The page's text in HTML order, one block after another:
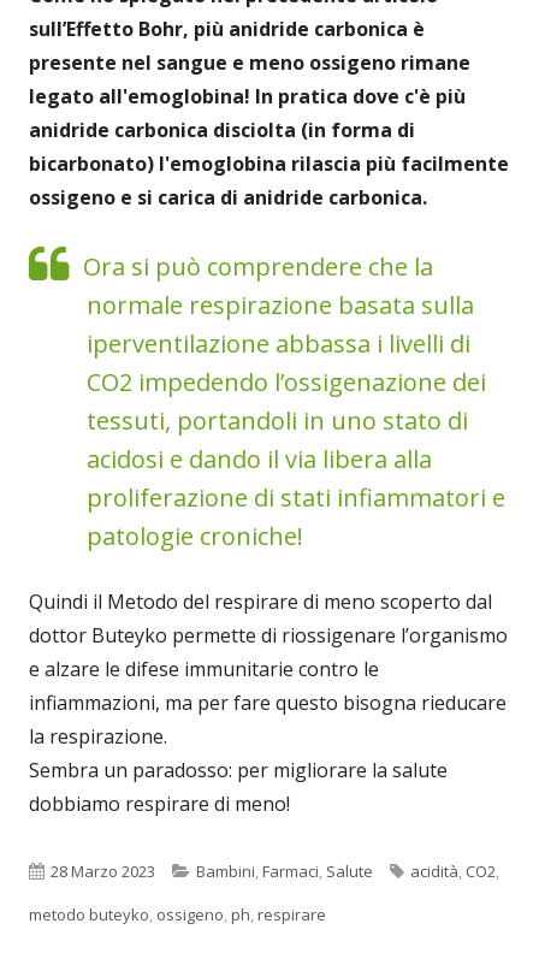
sull’Effetto Bohr, più anidride carbonica è
presente nel sangue e meno ossigeno rimane
legato all'emoglobina! In pratica dove c'è più
anidride carbonica disciolta (in forma di
bicarbonato) l'emoglobina rilascia più facilmente
ossigeno e si carica di anidride carbonica.
Ora si può comprendere che la
normale respirazione basata sulla
iperventilazione abbassa i livelli di
CO2 impedendo l’ossigenazione dei
tessuti, portandoli in uno stato di
acidosi e dando il via libera alla
proliferazione di stati infiammatori e
patologie croniche!
Quindi il Metodo del respirare di meno scoperto dal
dottor Buteyko permette di riossigenare l’organismo
e alzare le difese immunitarie contro le
infiammazioni, ma per fare questo bisogna rieducare
la respirazione.
Sembra un paradosso: per migliorare la salute
dobbiamo respirare di meno!
Pubblicato
28 Marzo 2023 Categorie
Bambini,Farmaci, Salute Tag
acidità, CO2,
metodo buteyko, ossigeno,ph,respirare